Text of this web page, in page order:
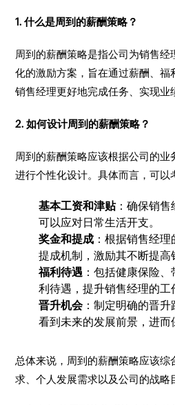
1. 什么是周到的薪酬策略？
周到的薪酬策略是指公司为销售
化的激励方案，旨在通过薪酬、福
销售经理更好地完成任务、实现业
2. 如何设计周到的薪酬策略？
周到的薪酬策略应该根据公司的业
进行个性化设计。具体而言，可以
基本工资和津贴：确保销售
可以应对日常生活开支。
奖金和提成 ：根据销售经
提成机制，激励其不断提高
福利待遇 ：包括健康保险
利待遇，提升销售经理的工
晋升机会：制定明确的晋升
看到未来的发展前景，进而
总体来说，周到的薪酬策略应该综
求、个人发展需求以及公司的战略